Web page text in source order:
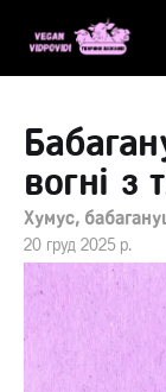
вогні з
Хумус,
20 груд 2025 р.